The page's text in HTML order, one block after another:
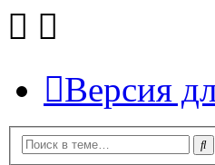
Версия